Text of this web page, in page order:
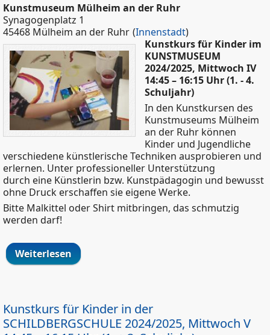
Kunstmuseum Mülheim an der Ruhr
Synagogenplatz 1
45468 Mülheim an der Ruhr (Innenstadt)
Kunstkurs für Kinder im
KUNSTMUSEUM
2024/2025, Mittwoch IV
14:45 – 16:15 Uhr (1. - 4.
Schuljahr)
In den Kunstkursen des
Kunstmuseums Mülheim
an der Ruhr können
Kinder und Jugendliche
verschiedene künstlerische Techniken ausprobieren und
erlernen. Unter professioneller Unterstützung
durch eine Künstlerin bzw. Kunstpädagogin und bewusst
ohne Druck erschaffen sie eigene Werke.
Bitte Malkittel oder Shirt mitbringen, das schmutzig
werden darf!
Weiterlesen über Kunstkurs für Kinder im
KUNSTMUSEUM 2024/2025, Mittwoch IV
Kunstkurs für Kinder in der
SCHILDBERGSCHULE 2024/2025, Mittwoch V